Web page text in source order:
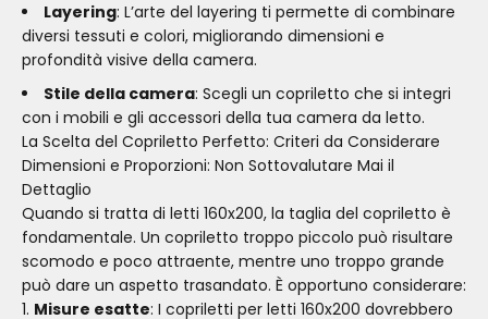
Layering: L’arte del layering ti permette di combinare
diversi tessuti e colori, migliorando dimensioni e
profondità visive della camera.
Stile della camera: Scegli un copriletto che si integri
con i mobili e gli accessori della tua camera da letto.
La Scelta del Copriletto Perfetto: Criteri da Considerare
Dimensioni e Proporzioni: Non Sottovalutare Mai il
Dettaglio
Quando si tratta di letti 160x200, la taglia del copriletto è
fondamentale. Un copriletto troppo piccolo può risultare
scomodo e poco attraente, mentre uno troppo grande
può dare un aspetto trasandato. È opportuno considerare:
Misure esatte: I copriletti per letti 160x200 dovrebbero